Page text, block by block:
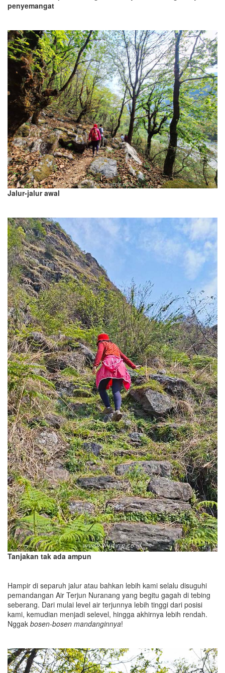
penyemangat
Jalur-jalur awal
Tanjakan tak ada ampun
Hampir di separuh jalur atau bahkan lebih kami selalu disuguhi
pemandangan Air Terjun Nuranang yang begitu gagah di tebing
seberang. Dari mulai level air terjunnya lebih tinggi dari posisi
kami, kemudian menjadi selevel, hingga akhirnya lebih rendah.
Nggak bosen-bosen mandanginnya!